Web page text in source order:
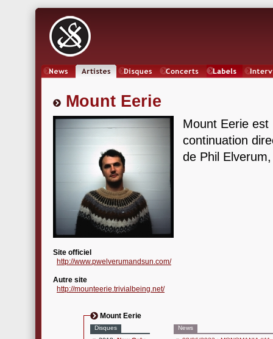
Mount Eerie
Mount Eerie est
continuation
de Phil
Site officiel
http://www.pwelverumandsun.com/
Autre site
http://mounteerie.trivialbeing.net/
Mount Eerie
Disques
News